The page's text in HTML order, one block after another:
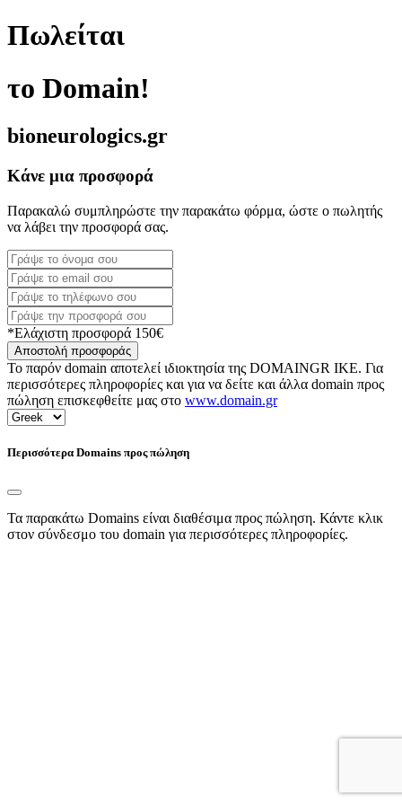
Πωλείται
το Domain!
bioneurologics.gr
Κάνε μια προσφορά
Παρακαλώ συμπληρώστε την παρακάτω φόρμα, ώστε ο πωλητής
να λάβει την προσφορά σας.
*Ελάχιστη προσφορά 150€
Αποστολή προσφοράς
Το παρόν domain αποτελεί ιδιοκτησία της DOMAINGR ΙΚΕ. Για
περισσότερες πληροφορίες και για να δείτε και άλλα domain προς
πώληση επισκεφθείτε μας στο www.domain.gr
Περισσότερα Domains προς πώληση
Τα παρακάτω Domains είναι διαθέσιμα προς πώληση. Κάντε κλικ
στον σύνδεσμο του domain για περισσότερες πληροφορίες.